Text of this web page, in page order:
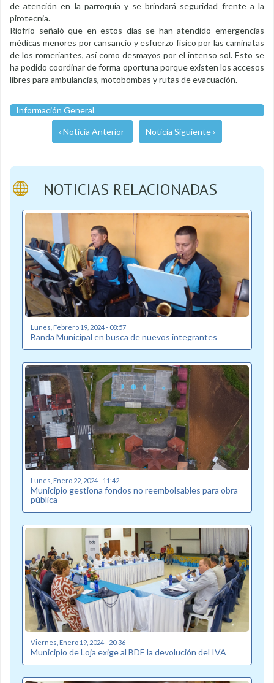
de atención en la parroquia y se brindará seguridad frente a la
pirotecnia.
Riofrío señaló que en estos días se han atendido emergencias
médicas menores por cansancio y esfuerzo físico por las caminatas
de los romeriantes, así como desmayos por el intenso sol. Esto se
ha podido coordinar de forma oportuna porque existen los accesos
libres para ambulancias, motobombas y rutas de evacuación.
Información General
‹ Noticia Anterior Noticia Siguiente ›
NOTICIAS RELACIONADAS
Lunes, Febrero 19, 2024 - 08:57
Banda Municipal en busca de nuevos integrantes
Lunes, Enero 22, 2024 - 11:42
Municipio gestiona fondos no reembolsables para obra
pública
Viernes, Enero 19, 2024 - 20:36
Municipio de Loja exige al BDE la devolución del IVA